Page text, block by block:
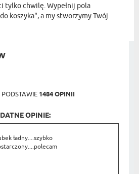
tylko chwilę. Wypełnij pola
koszyka", a my stworzymy Twój
PODSTAWIE 1484 OPINII
OPINIE:
ładny....szybko